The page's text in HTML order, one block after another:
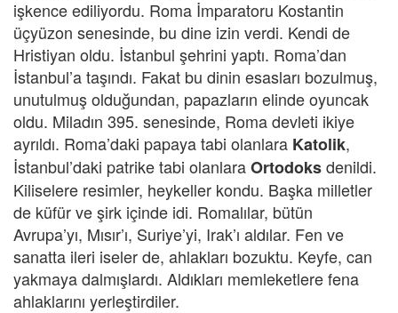
işkence ediliyordu. Roma İmparatoru Kostantin
üçyüzon senesinde, bu dine izin verdi. Kendi de
Hristiyan oldu. İstanbul şehrini yaptı. Roma’dan
İstanbul’a taşındı. Fakat bu dinin esasları bozulmuş,
unutulmuş olduğundan, papazların elinde oyuncak
oldu. Miladın 395. senesinde, Roma devleti ikiye
ayrıldı. Roma’daki papaya tabi olanlara Katolik,
İstanbul’daki patrike tabi olanlaraOrtodoksdenildi.
Kiliselere resimler, heykeller kondu. Başka milletler
de küfür ve şirk içinde idi. Romalılar, bütün
Avrupa’yı, Mısır’ı, Suriye’yi, Irak’ı aldılar. Fen ve
sanatta ileri iseler de, ahlakları bozuktu. Keyfe, can
yakmaya dalmışlardı. Aldıkları memleketlere fena
ahlaklarını yerleştirdiler.